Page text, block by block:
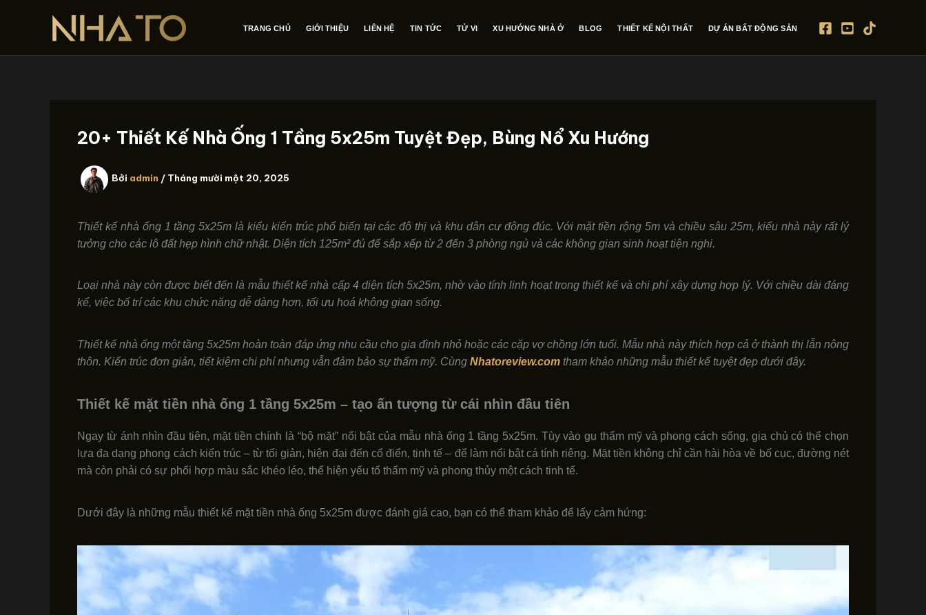
dung
TRANG CHỦ GIỚI THIỆU LIÊN HỆ TIN TỨC TỬ VI XU HƯỚNG NHÀ Ở BLOG THIẾT KẾ NỘI THẤT DỰ ÁN BẤT ĐỘNG SẢN
20+ Thiết Kế Nhà Ống 1 Tầng 5x25m Tuyệt Đẹp, Bùng Nổ Xu Hướng
Bởi admin / Tháng mười một 20, 2025
Thiết kế nhà ống 1 tầng 5x25m là kiểu kiến trúc phổ biến tại các đô thị và khu dân cư đông đúc. Với mặt tiền rộng 5m và chiều sâu 25m, kiểu nhà này rất lý
tưởng cho các lô đất hẹp hình chữ nhật. Diện tích 125m² đủ để sắp xếp từ 2 đến 3 phòng ngủ và các không gian sinh hoạt tiện nghi.
Loại nhà này còn được biết đến là mẫu thiết kế nhà cấp 4 diện tích 5x25m, nhờ vào tính linh hoạt trong thiết kế và chi phí xây dựng hợp lý. Với chiều dài đáng
kể, việc bố trí các khu chức năng dễ dàng hơn, tối ưu hoá không gian sống.
Thiết kế nhà ống một tầng 5x25m hoàn toàn đáp ứng nhu cầu cho gia đình nhỏ hoặc các cặp vợ chồng lớn tuổi. Mẫu nhà này thích hợp cả ở thành thị lẫn nông
thôn. Kiến trúc đơn giản, tiết kiệm chi phí nhưng vẫn đảm bảo sự thẩm mỹ. Cùng Nhatoreview.com tham khảo những mẫu thiết kế tuyệt đẹp dưới đây.
Thiết kế mặt tiền nhà ống 1 tầng 5x25m – tạo ấn tượng từ cái nhìn đầu tiên
Ngay từ ánh nhìn đầu tiên, mặt tiền chính là “bộ mặt” nổi bật của mẫu nhà ống 1 tầng 5x25m. Tùy vào gu thẩm mỹ và phong cách sống, gia chủ có thể chọn
lựa đa dạng phong cách kiến trúc – từ tối giản, hiện đại đến cổ điển, tinh tế – để làm nổi bật cá tính riêng. Mặt tiền không chỉ cần hài hòa về bố cục, đường nét
mà còn phải có sự phối hợp màu sắc khéo léo, thể hiện yếu tố thẩm mỹ và phong thủy một cách tinh tế.
Dưới đây là những mẫu thiết kế mặt tiền nhà ống 5x25m được đánh giá cao, bạn có thể tham khảo để lấy cảm hứng: